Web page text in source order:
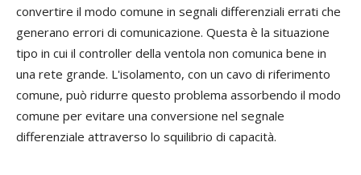
convertire il modo comune in segnali differenziali errati che
generano errori di comunicazione. Questa è la situazione
tipo in cui il controller della ventola non comunica bene in
una rete grande. L'isolamento, con un cavo di riferimento
comune, può ridurre questo problema assorbendo il modo
comune per evitare una conversione nel segnale
differenziale attraverso lo squilibrio di capacità.